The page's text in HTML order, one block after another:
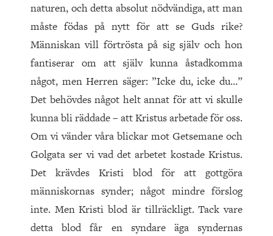
naturen, och detta absolut nödvändiga, att man
måste födas på nytt för att se Guds rike?
Människan vill förtrösta på sig själv och hon
fantiserar om att själv kunna åstadkomma
något, men Herren säger: ”Icke du, icke du…”
Det behövdes något helt annat för att vi skulle
kunna bli räddade – att Kristus arbetade för oss.
Om vi vänder våra blickar mot Getsemane och
Golgata ser vi vad det arbetet kostade Kristus.
Det krävdes Kristi blod för att gottgöra
människornas synder; något mindre förslog
inte. Men Kristi blod är tillräckligt. Tack vare
detta blod får en syndare äga syndernas